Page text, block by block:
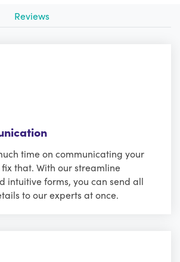
Reviews
time on communicating your
fix that. With our streamline
intuitive forms, you can send all
to our experts at once.